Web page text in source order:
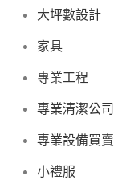
大坪數設計
家具
專業工程
專業清潔公司
專業設備買賣
小禮服